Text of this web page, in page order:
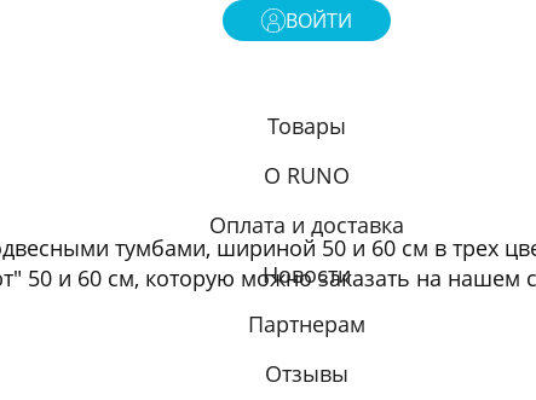
ВОЙТИ
Товары
О RUNO
Оплата и доставка
Новости
Партнерам
Отзывы
тумбами, шириной 50 и 60 см в трех
50 и 60 см, которую можно заказать на нашем